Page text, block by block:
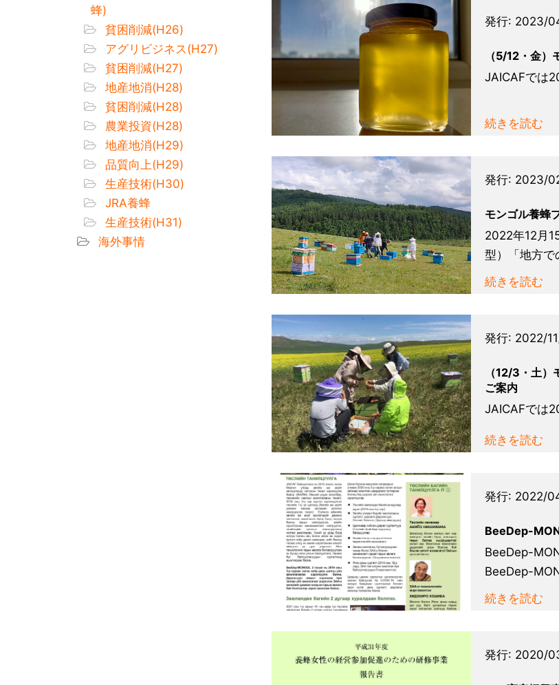
蜂)
貧困削減(H26)
アグリビジネス(H27)
貧困削減(H27)
地産地消(H28)
貧困削減(H28)
農業投資(H28)
地産地消(H29)
品質向上(H29)
生産技術(H30)
JRA養蜂
生産技術(H31)
海外事情
発行: 2023/
（5/12・金
JAICAFでは
続きを読む
発行: 2023/
モンゴル養蜂
2022年12月
型）「地方で
続きを読む
発行: 2022/
（12/3・土
ご案内
JAICAFでは
続きを読む
発行: 2022/
BeeDep-
BeeDep-
BeeDep-
続きを読む
発行: 2020/